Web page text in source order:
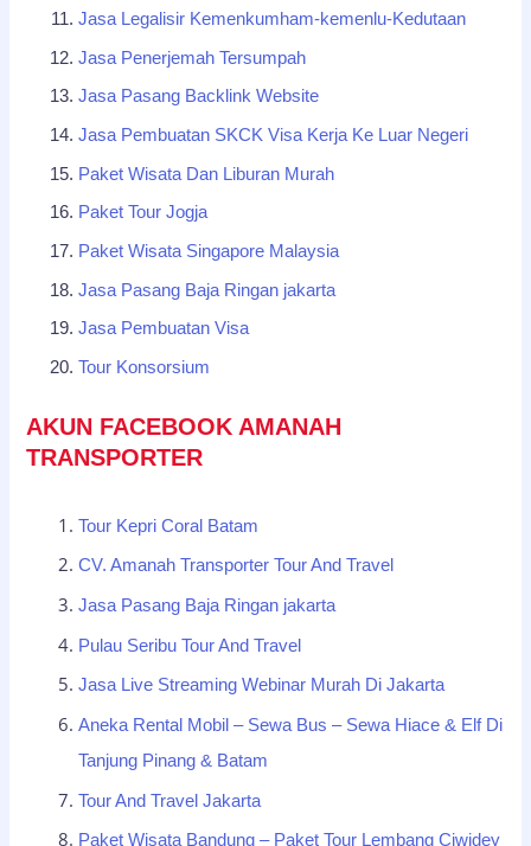
Jasa Legalisir Kemenkumham-kemenlu-Kedutaan
Jasa Penerjemah Tersumpah
Jasa Pasang Backlink Website
Jasa Pembuatan SKCK Visa Kerja Ke Luar Negeri
Paket Wisata Dan Liburan Murah
Paket Tour Jogja
Paket Wisata Singapore Malaysia
Jasa Pasang Baja Ringan jakarta
Jasa Pembuatan Visa
Tour Konsorsium
AKUN FACEBOOK AMANAH
TRANSPORTER
Tour Kepri Coral Batam
CV. Amanah Transporter Tour And Travel
Jasa Pasang Baja Ringan jakarta
Pulau Seribu Tour And Travel
Jasa Live Streaming Webinar Murah Di Jakarta
Aneka Rental Mobil – Sewa Bus – Sewa Hiace & Elf Di
Tanjung Pinang & Batam
Tour And Travel Jakarta
Paket Wisata Bandung – Paket Tour Lembang Ciwidey